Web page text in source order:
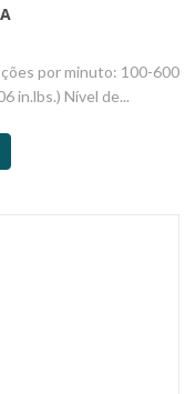
por minuto: 100-600
in.lbs.) Nível de...